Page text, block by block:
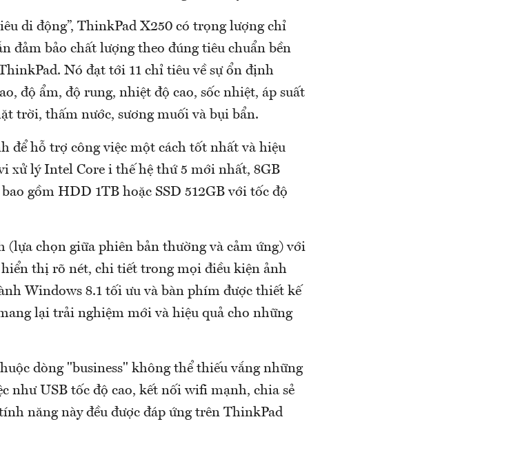
di động”, ThinkPad X250 có trọng lượng chỉ
đảm bảo chất lượng theo đúng tiêu chuẩn bền
Nó đạt tới 11 chỉ tiêu về sự ổn định
độ ẩm, độ rung, nhiệt độ cao, sốc nhiệt, áp suất
trời, thấm nước, sương muối và bụi bẩn.
để hỗ trợ công việc một cách tốt nhất và hiệu
xử lý Intel Core i thế hệ thứ 5 mới nhất, 8GB
gồm HDD 1TB hoặc SSD 512GB với tốc độ
(lựa chọn giữa phiên bản thường và cảm ứng) với
thị rõ nét, chi tiết trong mọi điều kiện ảnh
Windows 8.1 tối ưu và bàn phím được thiết kế
lại trải nghiệm mới và hiệu quả cho những
dòng "business" không thể thiếu vắng những
như USB tốc độ cao, kết nối wifi mạnh, chia sẻ
năng này đều được đáp ứng trên ThinkPad